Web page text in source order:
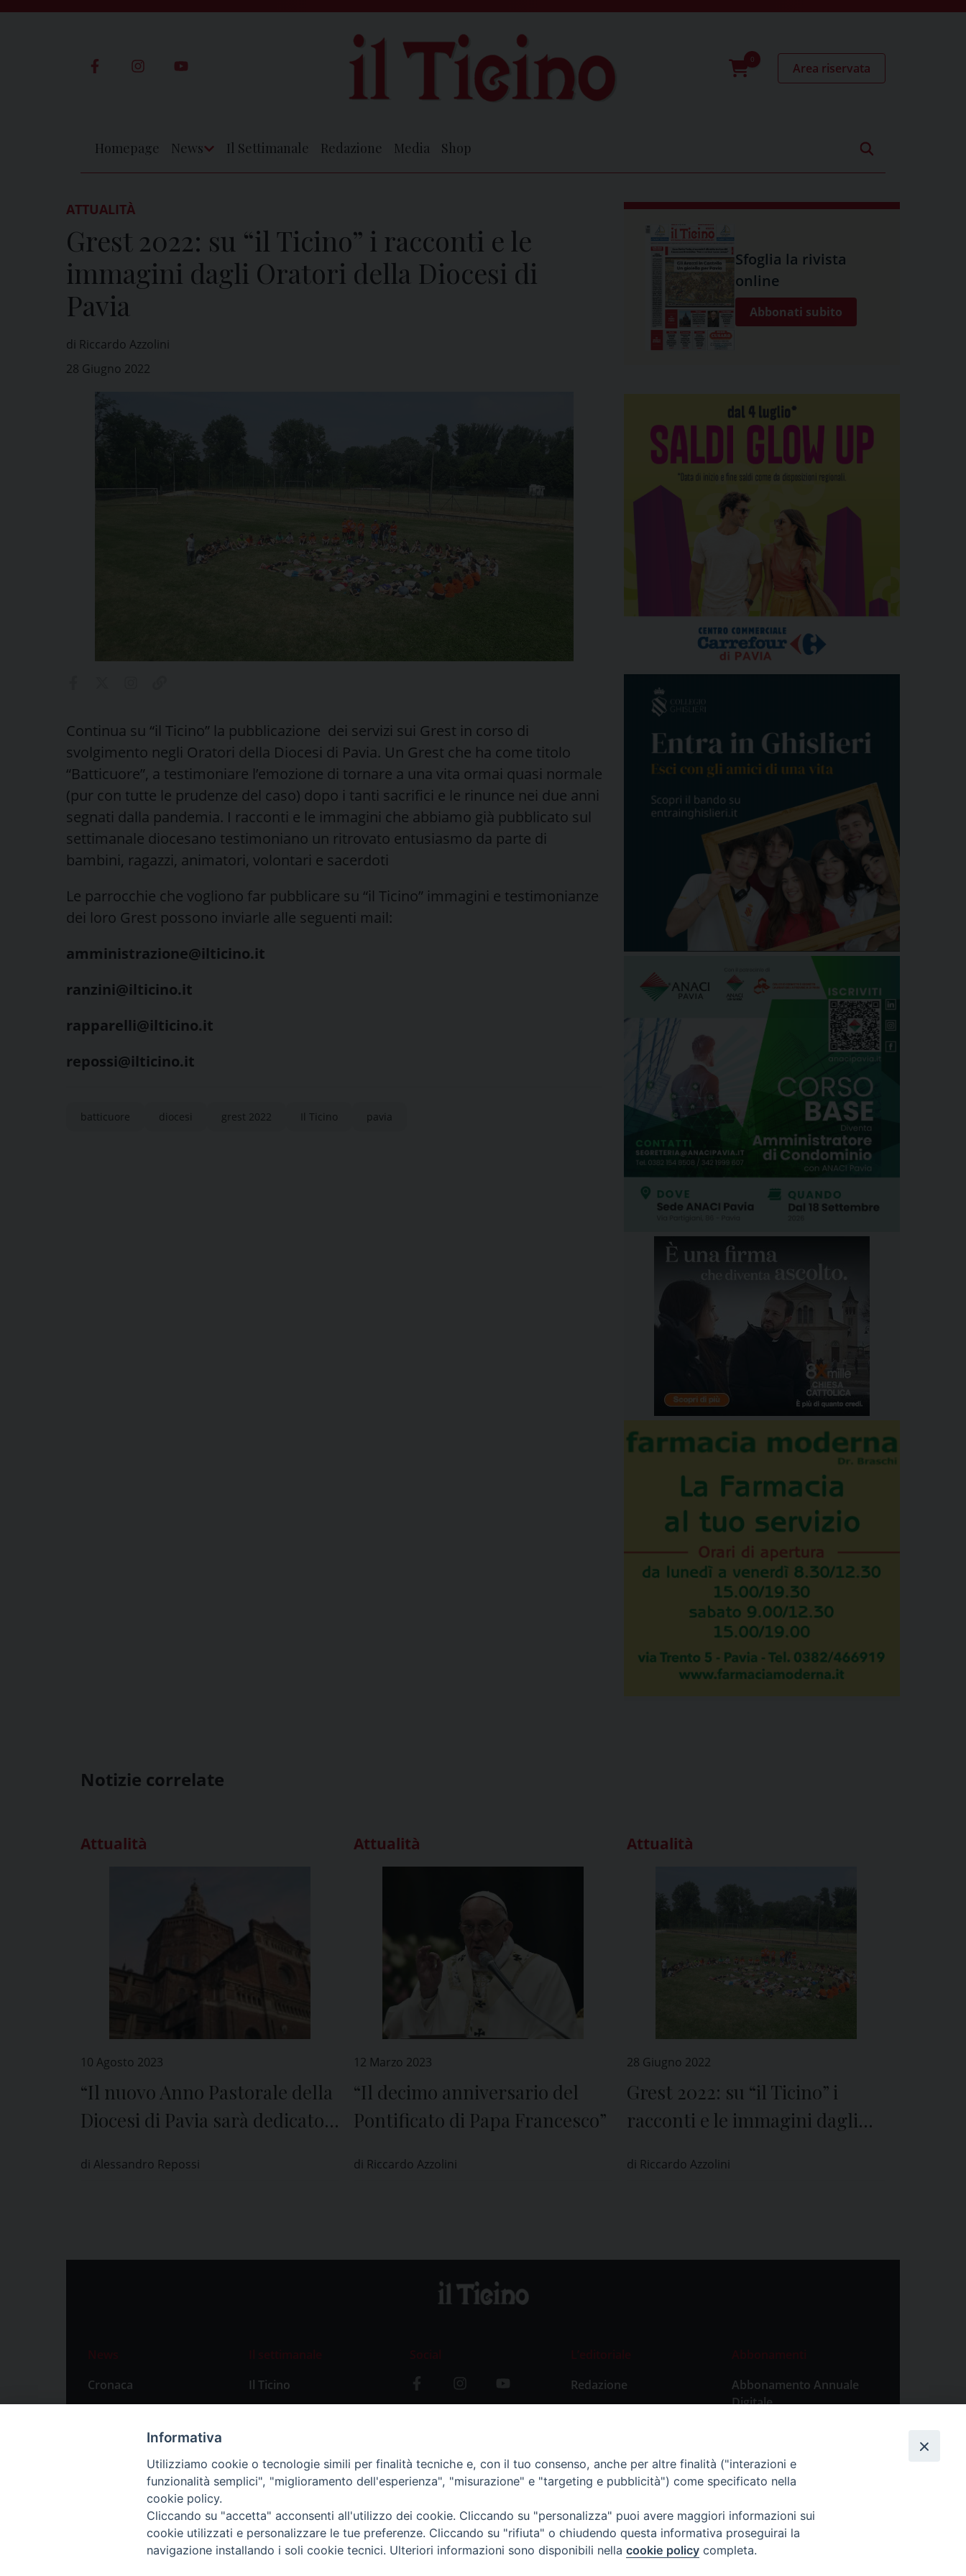
0
Area riservata
Homepage News Il Settimanale Redazione Media Shop
ATTUALITÀ
Grest 2022: su “il Ticino” i racconti e le
immagini dagli Oratori della Diocesi di
Pavia
di Riccardo Azzolini
28 Giugno 2022
Continua su “il Ticino” la pubblicazione dei servizi sui Grest in corso di
svolgimento negli Oratori della Diocesi di Pavia. Un Grest che ha come titolo
“Batticuore”, a testimoniare l’emozione di tornare a una vita ormai quasi normale
(pur con tutte le prudenze del caso) dopo i tanti sacrifici e le rinunce nei due anni
segnati dalla pandemia. I racconti e le immagini che abbiamo già pubblicato sul
settimanale diocesano testimoniano un ritrovato entusiasmo da parte di
bambini, ragazzi, animatori, volontari e sacerdoti
Le parrocchie che vogliono far pubblicare su “il Ticino” immagini e testimonianze
dei loro Grest possono inviarle alle seguenti mail:
amministrazione@ilticino.it
ranzini@ilticino.it
rapparelli@ilticino.it
repossi@ilticino.it
batticuore diocesi grest 2022 Il Ticino pavia
Sfoglia la rivista
online
Abbonati subito
Notizie correlate
Attualità
10 Agosto 2023
“Il nuovo Anno Pastorale della
Diocesi di Pavia sarà dedicato
di Alessandro Repossi
Attualità
12 Marzo 2023
“Il decimo anniversario del
Pontificato di Papa Francesco”
di Riccardo Azzolini
Attualità
28 Giugno 2022
Grest 2022: su “il Ticino” i
racconti e le immagini dagli
di Riccardo Azzolini
News
Cronaca
Attualità
Primo Piano
Il settimanale
Il Ticino
Abbonamenti
Social
L’editoriale
Redazione
Storia
Abbonamenti
Abbonamento Annuale
Digitale
Abbonamento Singola
Copia Digitale
Informativa
Utilizziamo cookie o tecnologie simili per finalità tecniche e, con il tuo consenso, anche per altre finalità ("interazioni e
funzionalità semplici", "miglioramento dell'esperienza", "misurazione" e "targeting e pubblicità") come specificato nella
cookie policy.
Cliccando su "accetta" acconsenti all'utilizzo dei cookie. Cliccando su "personalizza" puoi avere maggiori informazioni sui
cookie utilizzati e personalizzare le tue preferenze. Cliccando su "rifiuta" o chiudendo questa informativa proseguirai la
navigazione installando i soli cookie tecnici. Ulteriori informazioni sono disponibili nella cookie policy completa.